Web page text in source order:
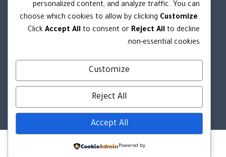
من نحن
الشروط والأحكام
سياسة الخصوصية
تواصل معنا
personalized content, and analyze traffic. You can
choose which cookies to allow by clicking Customize.
ClickAccept All to consent or Reject All to decline
non-essential cookies.
Customize
Reject All
Accept All
Powered by